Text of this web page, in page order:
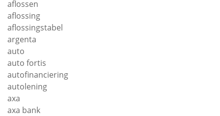
aflossen
aflossing
aflossingstabel
argenta
auto
auto fortis
autofinanciering
autolening
axa
axa bank